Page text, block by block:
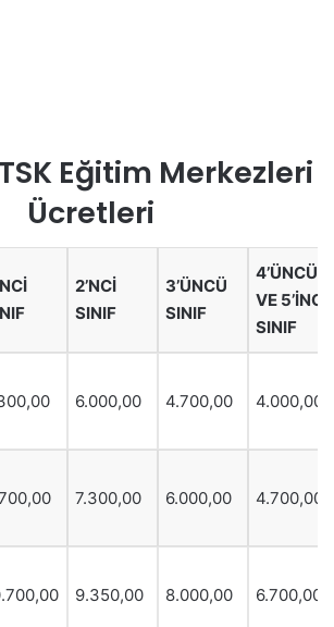
TSK Eğitim Merkezleri
Ücretleri
2’NCİ
SINIF
3’ÜNCÜ
SINIF
4’ÜNCÜ
VE 5’İNCİ
SINIF
6.000,00 4.700,00 4.000,00
7.300,00 6.000,00 4.700,00
9.350,00 8.000,00 6.700,00